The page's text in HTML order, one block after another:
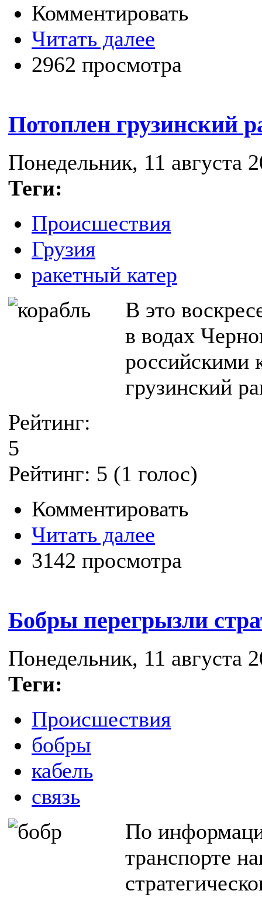
Комментировать
Читать далее
2962 просмотра
Потоплен грузинский
Понедельник, 11 августа
Теги:
Происшествия
Грузия
ракетный катер
В это
в водах
российскими
грузинский
Рейтинг:
5
Рейтинг: 5 (1 голос)
Комментировать
Читать далее
3142 просмотра
Бобры перегрызли
Понедельник, 11 августа
Теги:
Происшествия
бобры
кабель
связь
По
транспорте